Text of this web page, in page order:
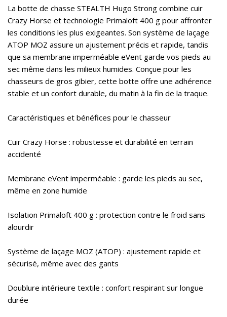
La botte de chasse STEALTH Hugo Strong combine cuir
Crazy Horse et technologie Primaloft 400 g pour affronter
les conditions les plus exigeantes. Son système de laçage
ATOP MOZ assure un ajustement précis et rapide, tandis
que sa membrane imperméable eVent garde vos pieds au
sec même dans les milieux humides. Conçue pour les
chasseurs de gros gibier, cette botte offre une adhérence
stable et un confort durable, du matin à la fin de la traque.
Caractéristiques et bénéfices pour le chasseur
Cuir Crazy Horse : robustesse et durabilité en terrain
accidenté
Membrane eVent imperméable : garde les pieds au sec,
même en zone humide
Isolation Primaloft 400 g : protection contre le froid sans
alourdir
Système de laçage MOZ (ATOP) : ajustement rapide et
sécurisé, même avec des gants
Doublure intérieure textile : confort respirant sur longue
durée